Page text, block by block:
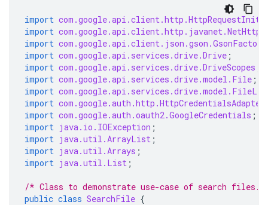
import
import
import com.google.api.client.json.gson.GsonFactory
import com.google.api.services.drive.Drive ;
import com.google.api.services.drive.DriveScopes
import com.google.api.services.drive.model.File ;
import
import com.google.auth.http.HttpCredentialsAdapter
import com.google.auth.oauth2.GoogleCredentials ;
import java.io.IOException ;
import java.util.ArrayList ;
import java.util.Arrays ;
import java.util.List ;
/* Class to demonstrate use-case of search files.
public class SearchFile {